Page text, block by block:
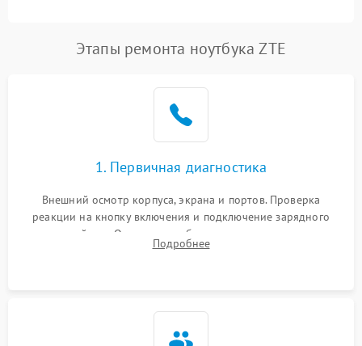
Этапы ремонта ноутбука ZTE
1. Первичная диагностика
Внешний осмотр корпуса, экрана и портов. Проверка
реакции на кнопку включения и подключение зарядного
устройства. Оценка потребления тока с помощью
лабораторного блока питания для локализации проблемы.
Подробнее